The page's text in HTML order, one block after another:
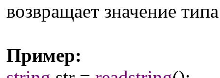
возвращает значение
Пример: